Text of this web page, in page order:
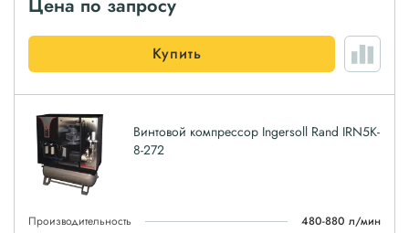
Цена по запросу
Купить
Винтовой компрессор Ingersoll Rand IRN5K-
8-272
Производительность
480-880 л/мин